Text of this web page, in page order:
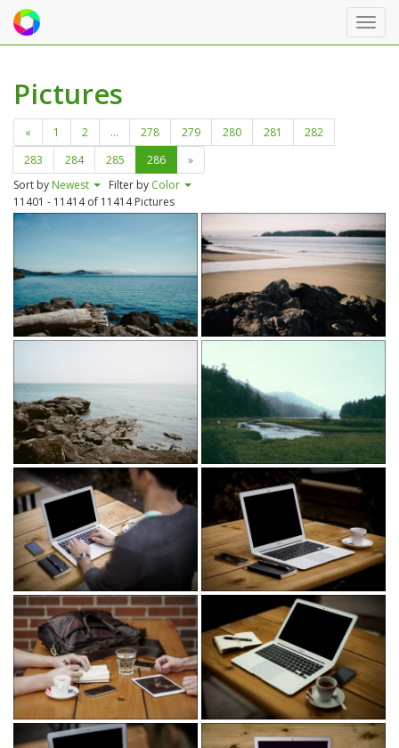
Pictures
« 1 2 ... 278 279 280 281
282
283
284 285 286
»
Sort by Newest Filter by Color
11401 - 11414 of 11414 Pictures